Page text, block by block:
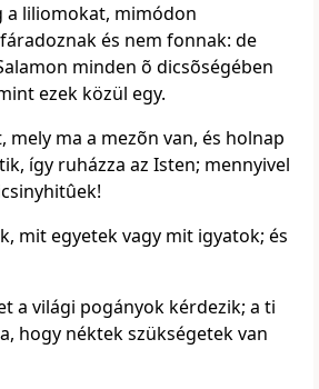
a liliomokat, mimódon
és nem fonnak: de
minden õ dicsõségében
ezek közül egy.
mely ma a mezõn van, és holnap
így ruházza az Isten; mennyivel
mit egyetek vagy mit igyatok; és
a világi pogányok kérdezik; a ti
hogy néktek szükségetek van